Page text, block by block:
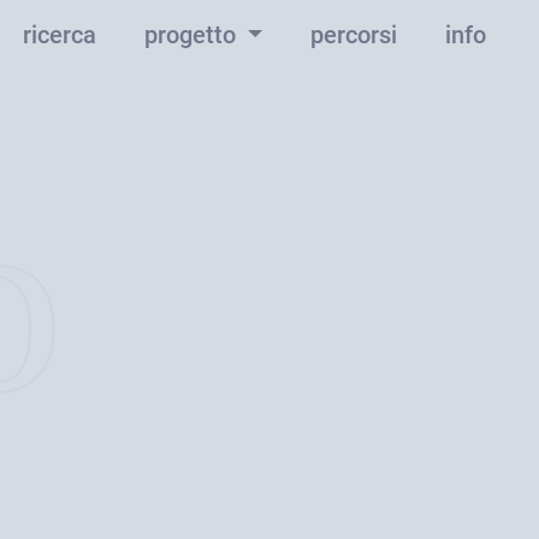
ricerca progetto percorsi info